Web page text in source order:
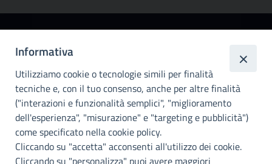
metropolitana di
Palermo
Info e contatti
Città Metropoliitana di Palermo
Via Maqueda, 100 - 90134 - Palermo
Cod. Fisc. 80021470820
PEC: cm.pa@cert.cittametropolitana.pa.it
Informativa
Utilizziamo cookie o tecnologie simili per finalità
tecniche e, con il tuo consenso, anche per altre finalità
("interazioni e funzionalità semplici", "miglioramento
dell'esperienza", "misurazione" e "targeting e pubblicità")
come specificato nella cookie policy.
Cliccando su "accetta" acconsenti all'utilizzo dei cookie.
Cliccando su "personalizza" puoi avere maggiori